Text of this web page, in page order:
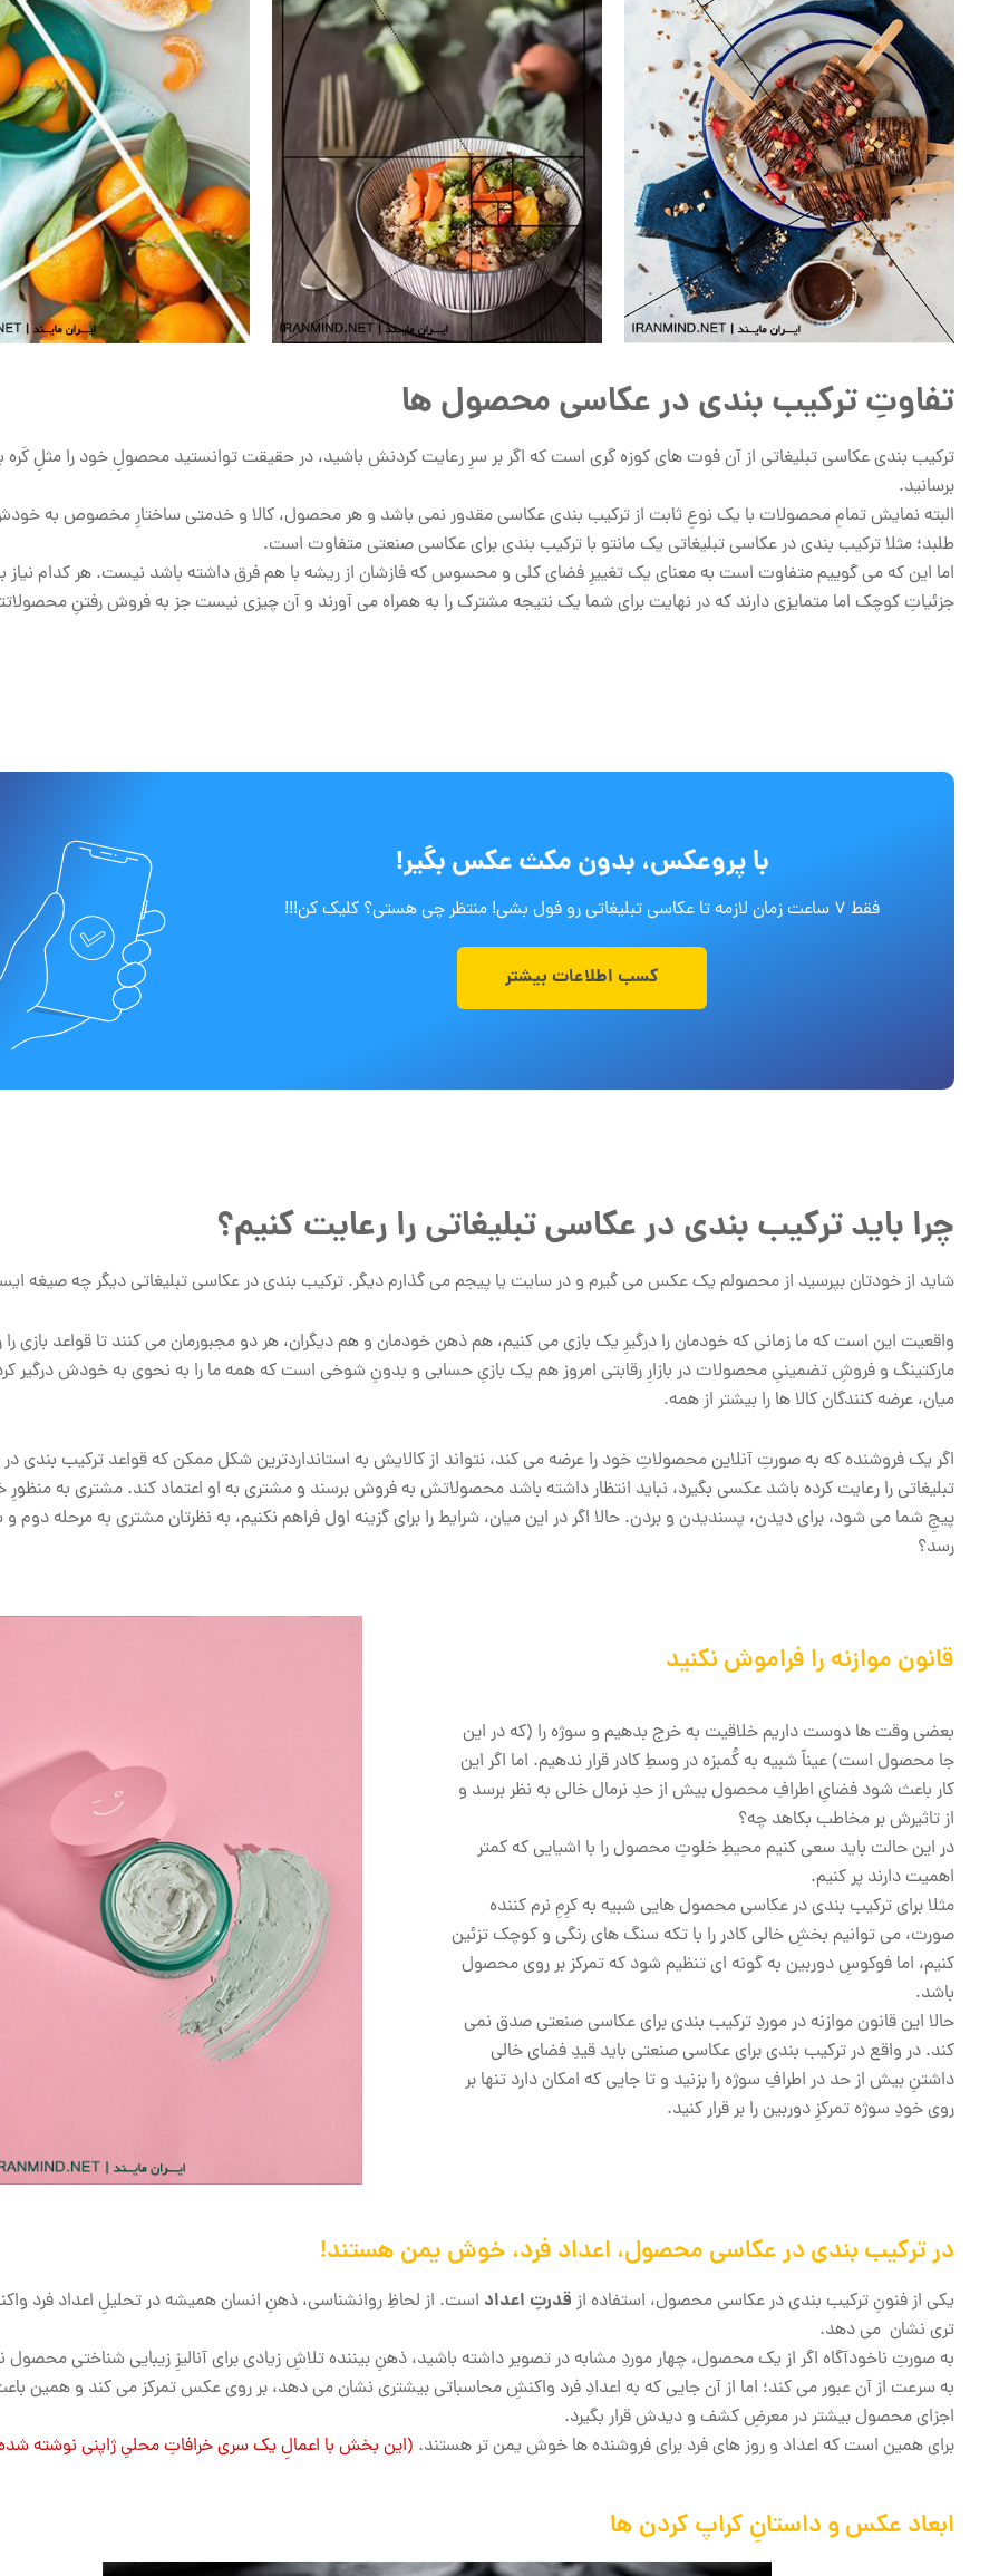
تفاوتِ ترکیب بندی در عکاسی محصول ها
ترکیب بندی عکاسی تبلیغاتی از آن فوت های کوزه گری است که اگر بر سرِ رعایت کردنش باشید، در حقیقت توانستید محصولِ خود را مثلِ
برسانید.
البته نمایش تمامِ محصولات با یک نوعِ ثابت از ترکیب بندی عکاسی مقدور نمی باشد و هر محصول، کالا و خدمتی ساختارِ مخصوص به
طلبد؛ مثلا ترکیب بندی در عکاسی تبلیغاتی یک مانتو با ترکیب بندی برای عکاسی صنعتی متفاوت است.
اما این که می گوییم متفاوت است به معنای یک تغییرِ فضای کلی و محسوس که فازشان از ریشه با هم فرق داشته باشد نیست. هر کدام نیاز
جزئیاتِ کوچک اما متمایزی دارند که در نهایت برای شما یک نتیجه مشترک را به همراه می آورند و آن چیزی نیست جز به فروش رفتنِ
با پروعکس، بدون مکث عکس بگیر!
فقط 7 ساعت زمان لازمه تا عکاسی تبلیغاتی رو فول بشی! منتظر چی هستی؟ کلیک کن!!!
کسب اطلاعات بیشتر
چرا باید ترکیب بندی در عکاسی تبلیغاتی را رعایت کنیم؟
شاید از خودتان بپرسید از محصولم یک عکس می گیرم و در سایت یا پیجم می گذارم دیگر. ترکیب بندی در عکاسی تبلیغاتی دیگر چه صیغه
واقعیت این است که ما زمانی که خودمان را درگیرِ یک بازی می کنیم، هم ذهن خودمان و هم دیگران، هر دو مجبورمان می کنند تا قواعد بازی
مارکتینگ و فروشِ تضمینیِ محصولات در بازارِ رقابتی امروز هم یک بازیِ حسابی و بدونِ شوخی است که همه ما را به نحوی به خودش درگیر
میان، عرضه کنندگان کالا ها را بیشتر از همه.
اگر یک فروشنده که به صورتِ آنلاین محصولاتِ خود را عرضه می کند، نتواند از کالایش به استانداردترین شکل ممکن که قواعد ترکیب بندی
تبلیغاتی را رعایت کرده باشد عکسی بگیرد، نباید انتظار داشته باشد محصولاتش به فروش برسند و مشتری به او اعتماد کند. مشتری به منظورِ
پیجِ شما می شود، برای دیدن، پسندیدن و بردن. حالا اگر در این میان، شرایط را برای گزینه اول فراهم نکنیم، به نظرتان مشتری به مرحله دوم
رسد؟
قانون موازنه را فراموش نکنید
بعضی وقت ها دوست داریم خلاقیت به خرج بدهیم و سوژه را (که در این
جا محصول است) عیناً شبیه به کُمبزه در وسطِ کادر قرار ندهیم. اما اگر این
کار باعث شود فضایِ اطرافِ محصول بیش از حدِ نرمال خالی به نظر برسد و
از تاثیرش بر مخاطب بکاهد چه؟
در این حالت باید سعی کنیم محیطِ خلوتِ محصول را با اشیایی که کمتر
اهمیت دارند پر کنیم.
مثلا برای ترکیب بندی در عکاسی محصول هایی شبیه به کرِمِ نرم کننده
صورت، می توانیم بخشِ خالی کادر را با تکه سنگ های رنگی و کوچک تزئین
کنیم، اما فوکوسِ دوربین به گونه ای تنظیم شود که تمرکز بر روی محصول
باشد.
حالا این قانون موازنه در موردِ ترکیب بندی برای عکاسی صنعتی صدق نمی
کند. در واقع در ترکیب بندی برای عکاسی صنعتی باید قیدِ فضای خالی
داشتنِ بیش از حد در اطرافِ سوژه را بزنید و تا جایی که امکان دارد تنها بر
روی خودِ سوژه تمرکزِ دوربین را بر قرار کنید.
در ترکیب بندی در عکاسی محصول، اعداد فرد، خوش یمن هستند!
یکی از فنونِ ترکیب بندی در عکاسی محصول، استفاده از قدرتِ اعداد است. از لحاظِ روانشناسی، ذهنِ انسان همیشه در تحلیلِ اعداد فرد
تری نشان می دهد.
به صورتِ ناخودآگاه اگر از یک محصول، چهار موردِ مشابه در تصویر داشته باشید، ذهنِ بیننده تلاشِ زیادی برای آنالیزِ زیبایی شناختی محصول
به سرعت از آن عبور می کند؛ اما از آن جایی که به اعدادِ فرد واکنشِ محاسباتی بیشتری نشان می دهد، بر روی عکس تمرکز می کند و همین
اجزای محصول بیشتر در معرضِ کشف و دیدش قرار بگیرد.
برای همین است که اعداد و روز های فرد برای فروشنده ها خوش یمن تر هستند. (این بخش با اعمالِ یک سری خرافاتِ محلیِ ژاپنی نوشته
ابعاد عکس و داستانِ کراپ کردن ها